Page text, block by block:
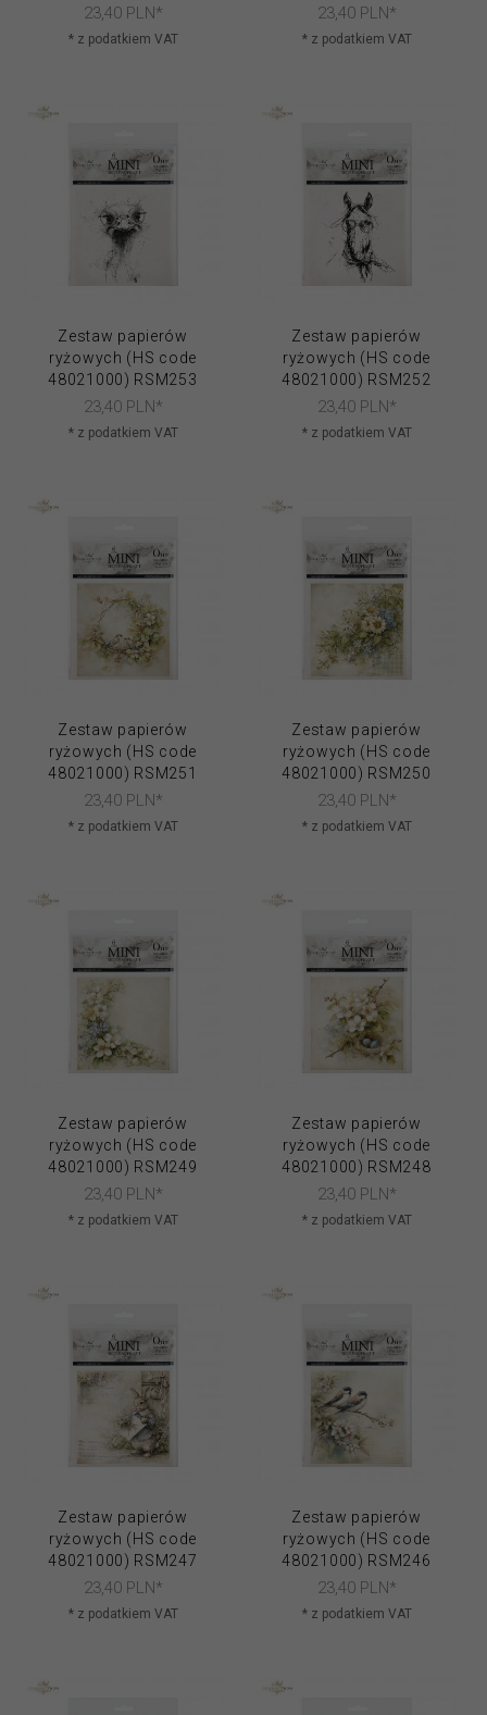
23,40 PLN*
* z podatkiem VAT
23,40 PLN*
* z podatkiem VAT
Zestaw papierów
ryżowych (HS code
48021000) RSM253
23,40 PLN*
* z podatkiem VAT
Zestaw papierów
ryżowych (HS code
48021000) RSM252
23,40 PLN*
* z podatkiem VAT
Zestaw papierów
ryżowych (HS code
48021000) RSM251
23,40 PLN*
* z podatkiem VAT
Zestaw papierów
ryżowych (HS code
48021000) RSM250
23,40 PLN*
* z podatkiem VAT
Zestaw papierów
ryżowych (HS code
48021000) RSM249
23,40 PLN*
* z podatkiem VAT
Zestaw papierów
ryżowych (HS code
48021000) RSM248
23,40 PLN*
* z podatkiem VAT
Zestaw papierów
ryżowych (HS code
48021000) RSM247
23,40 PLN*
* z podatkiem VAT
Zestaw papierów
ryżowych (HS code
48021000) RSM246
23,40 PLN*
* z podatkiem VAT